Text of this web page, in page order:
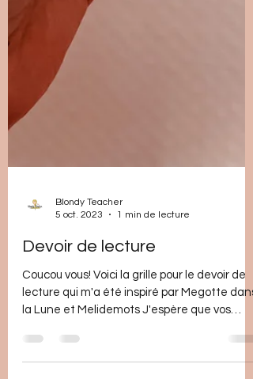
5 oct. 2023
1 min de lecture
Devoir de lecture
Coucou vous! Voici la grille pour le devoir de
la Lune et Melidemots J'espère que vos